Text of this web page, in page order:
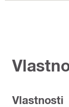
Vlastnosti